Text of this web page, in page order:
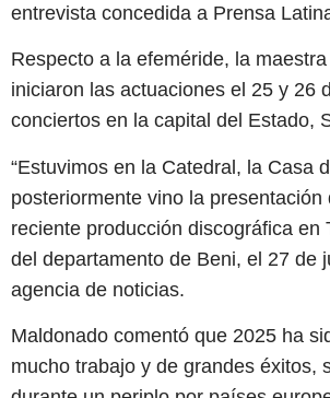
entrevista concedida a Prensa
Respecto a la efeméride, la
iniciaron las actuaciones el 25 y 26
conciertos en la capital del Estado,
“Estuvimos en la Catedral, la Casa
posteriormente vino la presentación
reciente producción discográfica en
del departamento de Beni, el 27 de
agencia de noticias.
Maldonado comentó que 2025 ha
mucho trabajo y de grandes éxitos,